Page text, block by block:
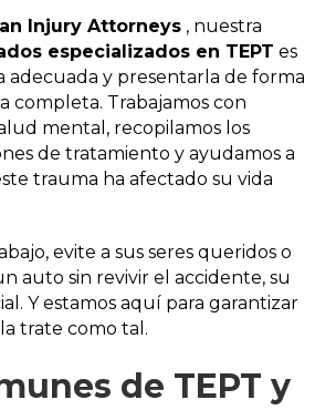
Injury Attorneys , nuestra
especializados en TEPT es
adecuada y presentarla de forma
completa. Trabajamos con
mental, recopilamos los
de tratamiento y ayudamos a
trauma ha afectado su vida
evite a sus seres queridos o
auto sin revivir el accidente, su
Y estamos aquí para garantizar
trate como tal.
de TEPT y